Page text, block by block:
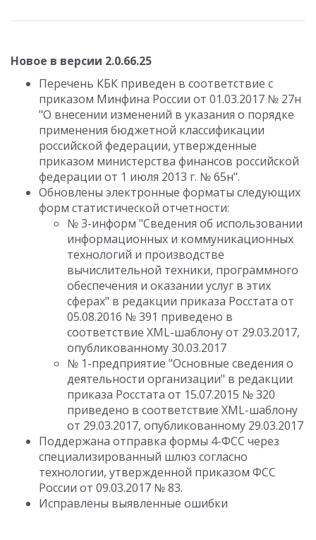
Новое в версии 2.0.66.25
Перечень КБК приведен в соответствие с
приказом Минфина России от 01.03.2017 № 27н
"О внесении изменений в указания о порядке
применения бюджетной классификации
российской федерации, утвержденные
приказом министерства финансов российской
федерации от 1 июля 2013 г. № 65н".
Обновлены электронные форматы следующих
форм статистической отчетности:
№ 3-информ "Сведения об использовании
информационных и коммуникационных
технологий и производстве
вычислительной техники, программного
обеспечения и оказании услуг в этих
сферах" в редакции приказа Росстата от
05.08.2016 № 391 приведено в
соответствие XML-шаблону от 29.03.2017,
опубликованному 30.03.2017
№ 1-предприятие "Основные сведения о
деятельности организации" в редакции
приказа Росстата от 15.07.2015 № 320
приведено в соответствие XML-шаблону
от 29.03.2017, опубликованному 29.03.2017
Поддержана отправка формы 4-ФСС через
специализированный шлюз согласно
технологии, утвержденной приказом ФСС
России от 09.03.2017 № 83.
Исправлены выявленные ошибки